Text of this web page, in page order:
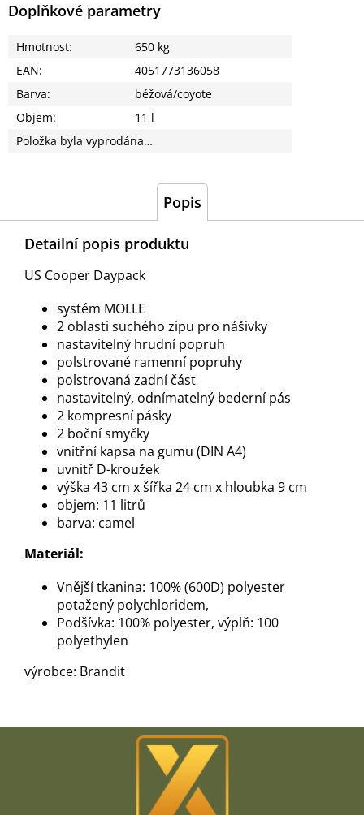
Doplňkové parametry
Hmotnost:
650 kg
EAN:
4051773136058
Barva:
béžová/coyote
Objem:
11 l
Položka byla vyprodána…
Popis
Detailní popis produktu
US Cooper Daypack
systém MOLLE
2 oblasti suchého zipu pro nášivky
nastavitelný hrudní popruh
polstrované ramenní popruhy
polstrovaná zadní část
nastavitelný, odnímatelný bederní pás
2 kompresní pásky
2 boční smyčky
vnitřní kapsa na gumu (DIN A4)
uvnitř D-kroužek
výška 43 cm x šířka 24 cm x hloubka 9 cm
objem: 11 litrů
barva: camel
Materiál:
Vnější tkanina: 100% (600D) polyester
potažený polychloridem,
Podšívka: 100% polyester, výplň: 100
polyethylen
výrobce: Brandit
Z